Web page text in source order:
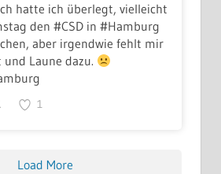
hatte ich überlegt, vielleicht
den #CSD in #Hamburg
aber irgendwie fehlt mir
und Laune dazu.
1
Load More